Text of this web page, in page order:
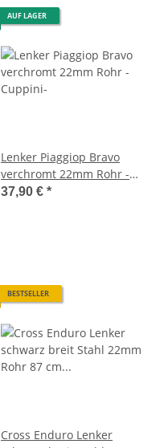
AUF LAGER
Lenker Piaggiop Bravo
verchromt 22mm Rohr -
Cuppini-
37,90 € *
BESTSELLER
Cross Enduro Lenker